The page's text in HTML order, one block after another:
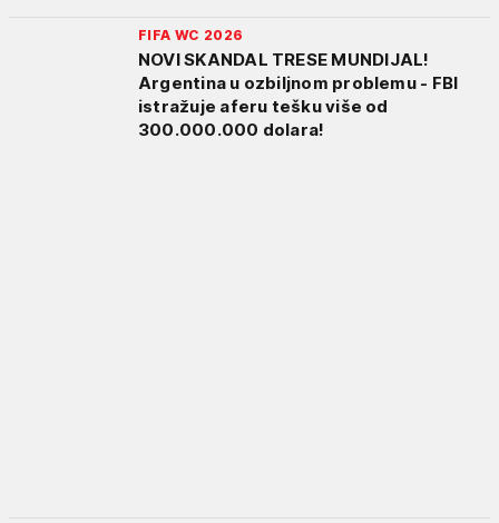
FIFA WC 2026
NOVI SKANDAL TRESE MUNDIJAL!
Argentina u ozbiljnom problemu - FBI
istražuje aferu tešku više od
300.000.000 dolara!